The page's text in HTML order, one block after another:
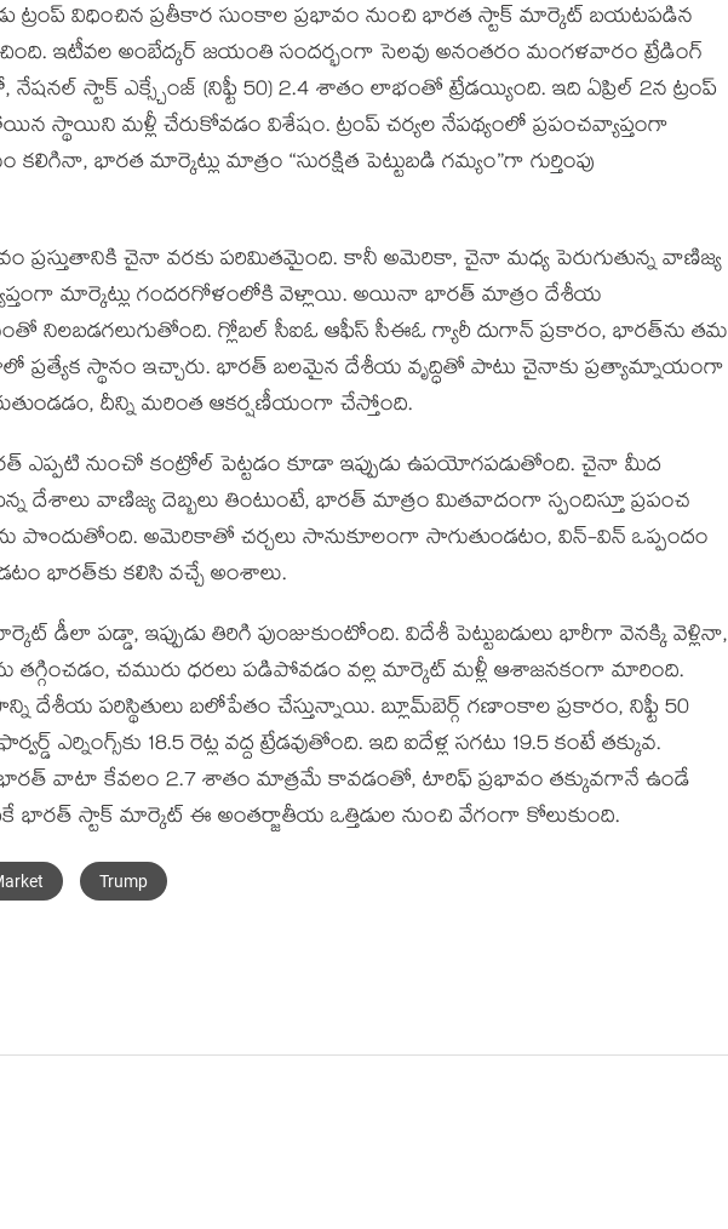
ట్రంప్ విధించిన ప్రతీకార సుంకాల ప్రభావం నుంచి భారత స్టాక్ మార్కెట్ బయటపడిన
ఇటీవల అంబేద్కర్ జయంతి సందర్భంగా సెలవు అనంతరం మంగళవారం ట్రేడింగ్
స్టాక్ ఎక్స్చేంజ్ (నిఫ్టీ 50) 2.4 శాతం లాభంతో ట్రేడయ్యింది. ఇది ఏప్రిల్ 2న ట్రంప్
స్థాయిని మళ్లీ చేరుకోవడం విశేషం. ట్రంప్ చర్యల నేపథ్యంలో ప్రపంచవ్యాప్తంగా
భారత మార్కెట్లు మాత్రం “సురక్షిత పెట్టుబడి గమ్యం”గా గుర్తింపు
ప్రస్తుతానికి చైనా వరకు పరిమితమైంది. కానీ అమెరికా, చైనా మధ్య పెరుగుతున్న వాణిజ్య
మార్కెట్లు గందరగోళంలోకి వెళ్లాయి. అయినా భారత్ మాత్రం దేశీయ
నిలబడగలుగుతోంది. గ్లోబల్ సీఐఓ ఆఫీస్ సీఈఓ గ్యారీ దుగాన్ ప్రకారం, భారత్‌ను తమ
ప్రత్యేక స్థానం ఇచ్చారు. భారత్ బలమైన దేశీయ వృద్ధితో పాటు చైనాకు ప్రత్యామ్నాయంగా
దీన్ని మరింత ఆకర్షణీయంగా చేస్తోంది.
ఎప్పటి నుంచో కంట్రోల్ పెట్టడం కూడా ఇప్పుడు ఉపయోగపడుతోంది. చైనా మీద
దేశాలు వాణిజ్య దెబ్బలు తింటుంటే, భారత్ మాత్రం మితవాదంగా స్పందిస్తూ ప్రపంచ
పొందుతోంది. అమెరికాతో చర్చలు సానుకూలంగా సాగుతుండటం, విన్-విన్ ఒప్పందం
భారత్‌కు కలిసి వచ్చే అంశాలు.
డీలా పడ్డా, ఇప్పుడు తిరిగి పుంజుకుంటోంది. విదేశీ పెట్టుబడులు భారీగా వెనక్కి వెళ్లినా,
తగ్గించడం, చమురు ధరలు పడిపోవడం వల్ల మార్కెట్ మళ్లీ ఆశాజనకంగా మారింది.
దేశీయ పరిస్థితులు బలోపేతం చేస్తున్నాయి. బ్లూమ్‌బెర్గ్ గణాంకాల ప్రకారం, నిఫ్టీ 50
ఎర్నింగ్స్‌కు 18.5 రెట్ల వద్ద ట్రేడవుతోంది. ఇది ఐదేళ్ల సగటు 19.5 కంటే తక్కువ.
వాటా కేవలం 2.7 శాతం మాత్రమే కావడంతో, టారిఫ్ ప్రభావం తక్కువగానే ఉండే
భారత్ స్టాక్ మార్కెట్ ఈ అంతర్జాతీయ ఒత్తిడుల నుంచి వేగంగా కోలుకుంది.
Trump